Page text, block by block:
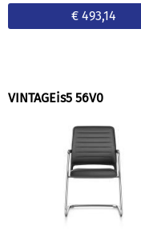
€ 493,14
VINTAGEis5 56V0